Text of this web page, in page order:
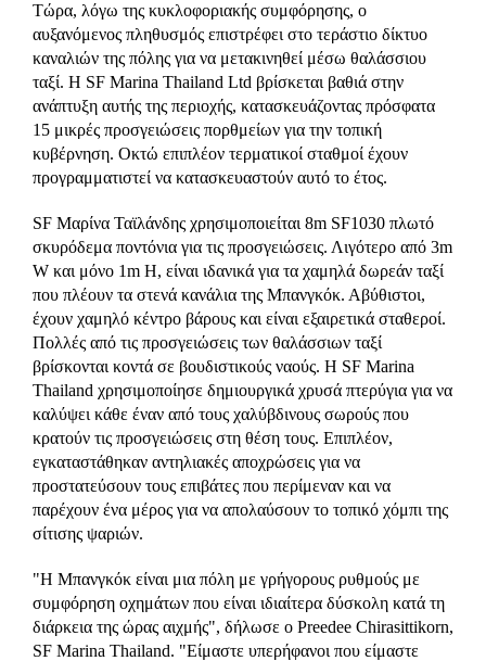
ΕΠΑΦΗ
Ελληνικά
Τώρα, λόγω της κυκλοφοριακής συμφόρησης, ο
αυξανόμενος πληθυσμός επιστρέφει στο τεράστιο δίκτυο
καναλιών της πόλης για να μετακινηθεί μέσω θαλάσσιου
ταξί. Η SF Marina Thailand Ltd βρίσκεται βαθιά στην
ανάπτυξη αυτής της περιοχής, κατασκευάζοντας πρόσφατα
15 μικρές προσγειώσεις πορθμείων για την τοπική
κυβέρνηση. Οκτώ επιπλέον τερματικοί σταθμοί έχουν
προγραμματιστεί να κατασκευαστούν αυτό το έτος.
SF Μαρίνα Ταϊλάνδης χρησιμοποιείται 8m SF1030 πλωτό
σκυρόδεμα ποντόνια για τις προσγειώσεις. Λιγότερο από 3m
W και μόνο 1m H, είναι ιδανικά για τα χαμηλά δωρεάν ταξί
που πλέουν τα στενά κανάλια της Μπανγκόκ. Αβύθιστοι,
έχουν χαμηλό κέντρο βάρους και είναι εξαιρετικά σταθεροί.
Πολλές από τις προσγειώσεις των θαλάσσιων ταξί
βρίσκονται κοντά σε βουδιστικούς ναούς. Η SF Marina
Thailand χρησιμοποίησε δημιουργικά χρυσά πτερύγια για να
καλύψει κάθε έναν από τους χαλύβδινους σωρούς που
κρατούν τις προσγειώσεις στη θέση τους. Επιπλέον,
εγκαταστάθηκαν αντηλιακές αποχρώσεις για να
προστατεύσουν τους επιβάτες που περίμεναν και να
παρέχουν ένα μέρος για να απολαύσουν το τοπικό χόμπι της
σίτισης ψαριών.
"Η Μπανγκόκ είναι μια πόλη με γρήγορους ρυθμούς με
συμφόρηση οχημάτων που είναι ιδιαίτερα δύσκολη κατά τη
διάρκεια της ώρας αιχμής", δήλωσε ο Preedee Chirasittikorn,
SF Marina Thailand. "Είμαστε υπερήφανοι που είμαστε